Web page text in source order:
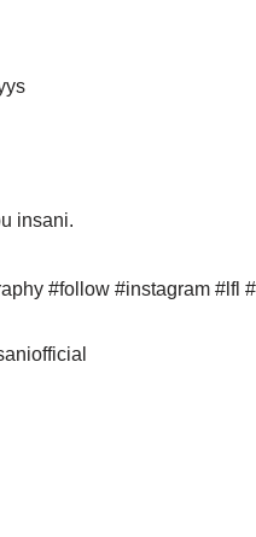
insani.
#follow #instagram #lfl